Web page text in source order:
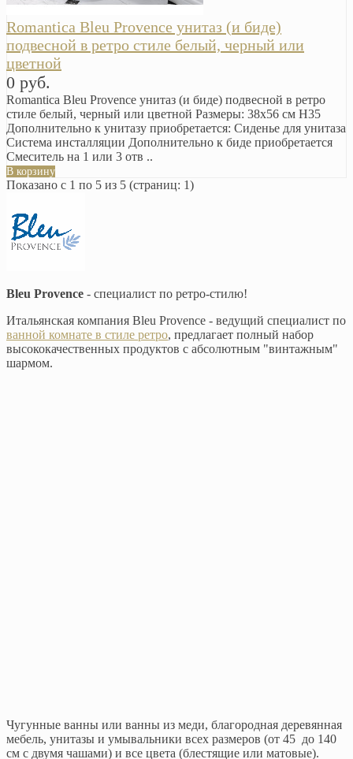
Romantica Bleu Provence унитаз (и биде)
подвесной в ретро стиле белый, черный или
цветной
0 руб.
Romantica Bleu Provence унитаз (и биде) подвесной в ретро
стиле белый, черный или цветной Размеры: 38х56 см H35
Дополнительно к унитазу приобретается: Сиденье для унитаза
Система инсталляции Дополнительно к биде приобретается
Смеситель на 1 или 3 отв ..
В корзину
Показано с 1 по 5 из 5 (страниц: 1)
Bleu Provence - специалист по ретро-стилю!
Итальянская компания Bleu Provence - ведущий специалист по
ванной комнате в стиле ретро, предлагает полный набор
высококачественных продуктов с абсолютным "винтажным"
шармом.
Чугунные ванны или ванны из меди, благородная деревянная
мебель, унитазы и умывальники всех размеров (от 45 до 140
см с двумя чашами) и все цвета (блестящие или матовые).